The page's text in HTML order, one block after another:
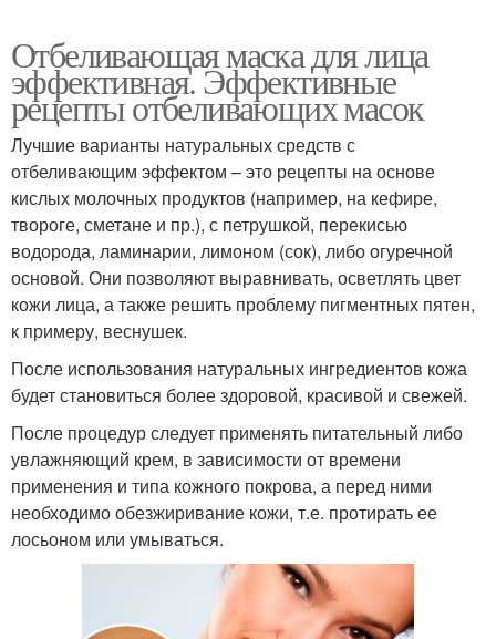
Отбеливающая маска для лица
эффективная. Эффективные
рецепты отбеливающих масок
Лучшие варианты натуральных средств с
отбеливающим эффектом – это рецепты на основе
кислых молочных продуктов (например, на кефире,
твороге, сметане и пр.), с петрушкой, перекисью
водорода, ламинарии, лимоном (сок), либо огуречной
основой. Они позволяют выравнивать, осветлять цвет
кожи лица, а также решить проблему пигментных пятен,
к примеру, веснушек.
После использования натуральных ингредиентов кожа
будет становиться более здоровой, красивой и свежей.
После процедур следует применять питательный либо
увлажняющий крем, в зависимости от времени
применения и типа кожного покрова, а перед ними
необходимо обезжиривание кожи, т.е. протирать ее
лосьоном или умываться.